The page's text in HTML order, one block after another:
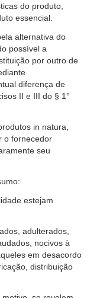
do produto,
essencial.
alternativa do
possível a
por outro de
diferença de
II e III do § 1°
in natura,
o fornecedor
seu
estejam
adulterados,
nocivos à
em desacordo
distribuição